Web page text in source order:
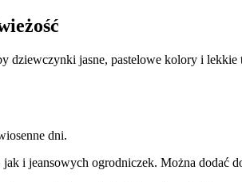
dziewczynki jasne, pastelowe kolory i
dni.
i jeansowych ogrodniczek. Można dodać